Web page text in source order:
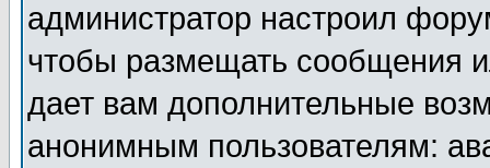
администратор настроил
чтобы размещать сообщения
дает вам дополнительные
анонимным пользователям: